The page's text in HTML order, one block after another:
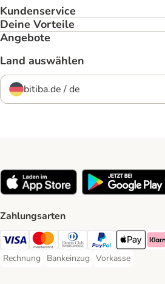
Kundenservice
Deine Vorteile
Angebote
Land auswählen
bitiba.de / de
Zahlungsarten
Visa Payment Method
Mastercard Payment Method
Diners Club Payment
PayPal Payment
Apple Pay
Rechnung
Rechnung Payment Method
Bankeinzug
Bankeinzug Payment Method
Vorkasse
Vorkasse